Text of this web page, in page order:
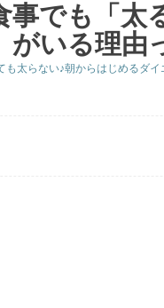
事でも「太
がいる理由
も太らない♪朝からはじめるダイ